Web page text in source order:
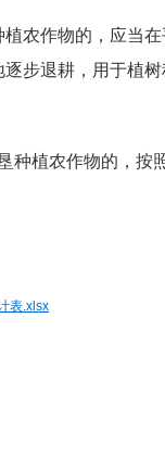
植农作物的，应当
步退耕，用于植
种植农作物的，按
表.xlsx